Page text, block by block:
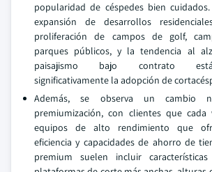
popularidad de céspedes bien
expansión de desarrollos
proliferación de campos de golf,
parques públicos, y la tendencia al
paisajismo bajo contrato
significativamente la adopción de
Además, se observa un cambio
premiumización, con clientes que cada
equipos de alto rendimiento que
eficiencia y capacidades de ahorro de
premium suelen incluir características